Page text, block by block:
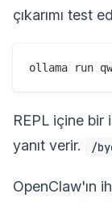
çıkarımı test
REPL içine bir
yanıt verir.
/
OpenClaw'ın